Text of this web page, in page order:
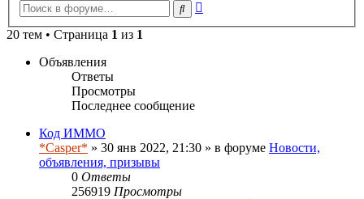
Поиск
20 тем • Страница 1 из 1
Объявления
Ответы
Просмотры
Последнее сообщение
Код ИММО
*Casper* » 30 янв 2022, 21:30 » в форуме Новости,
объявления, призывы
0 Ответы
256919 Просмотры